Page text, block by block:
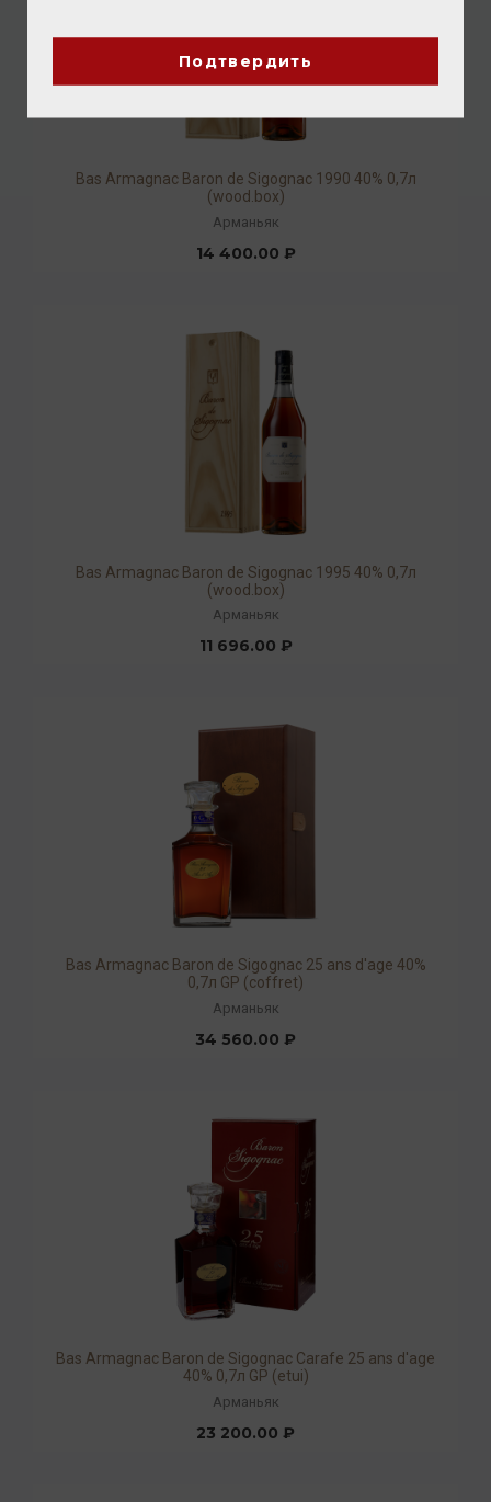
Bas Armagnac Baron de Sigognac 1990 40% 0,7л
(wood.box)
Арманьяк
14 400.00 ₽
Bas Armagnac Baron de Sigognac 1995 40% 0,7л
(wood.box)
Арманьяк
11 696.00 ₽
Bas Armagnac Baron de Sigognac 25 ans d'age 40%
0,7л GP (coffret)
Арманьяк
34 560.00 ₽
Bas Armagnac Baron de Sigognac Carafe 25 ans d'age
40% 0,7л GP (etui)
Арманьяк
23 200.00 ₽
Подтвердить